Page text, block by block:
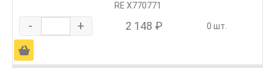
RE X770771
- + 2 148 ₽ 0 шт.
Ä